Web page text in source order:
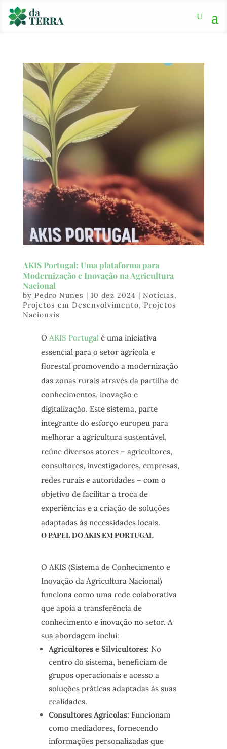
AKIS Portugal: Uma plataforma para
Modernização e Inovação na Agricultura
Nacional
by Pedro Nunes | 10 dez 2024 | Notícias,
Projetos em Desenvolvimento, Projetos
Nacionais
O AKIS Portugal é uma iniciativa
essencial para o setor agrícola e
florestal promovendo a modernização
das zonas rurais através da partilha de
conhecimentos, inovação e
digitalização. Este sistema, parte
integrante do esforço europeu para
melhorar a agricultura sustentável,
reúne diversos atores – agricultores,
consultores, investigadores, empresas,
redes rurais e autoridades – com o
objetivo de facilitar a troca de
experiências e a criação de soluções
adaptadas às necessidades locais.
O PAPEL DO AKIS EM PORTUGAL
O AKIS (Sistema de Conhecimento e
Inovação da Agricultura Nacional)
funciona como uma rede colaborativa
que apoia a transferência de
conhecimento e inovação no setor. A
sua abordagem inclui:
Agricultores e Silvicultores: No
centro do sistema, beneficiam de
grupos operacionais e acesso a
soluções práticas adaptadas às suas
realidades.
Consultores Agrícolas: Funcionam
como mediadores, fornecendo
informações personalizadas que